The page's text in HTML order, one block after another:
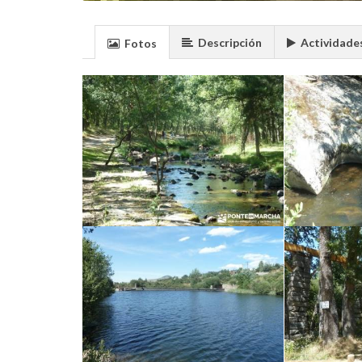
Fotos Descripción